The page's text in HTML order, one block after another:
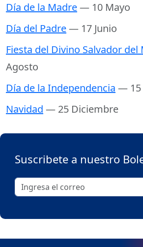
Día de la Madre— 10 Mayo
Día del Padre— 17 Junio
Fiesta del Divino Salvador del
Agosto
Día de la Independencia — 15
Navidad — 25 Diciembre
Suscribete a nuestro